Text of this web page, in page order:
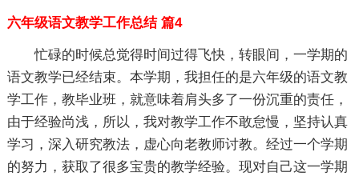
六年级语文教学工作总结 篇4
忙碌的时候总觉得时间过得飞快，转眼间，一学期的
语文教学已经结束。本学期，我担任的是六年级的语文教
学工作，教毕业班，就意味着肩头多了一份沉重的责任，
由于经验尚浅，所以，我对教学工作不敢怠慢，坚持认真
学习，深入研究教法，虚心向老教师讨教。经过一个学期
的努力，获取了很多宝贵的教学经验。现对自己这一学期